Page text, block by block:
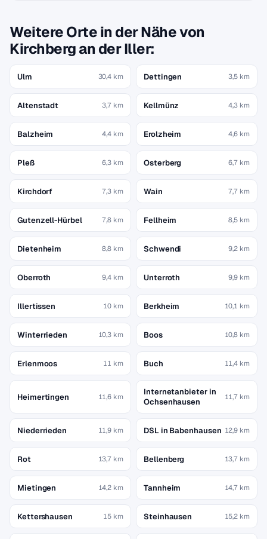
Weitere Orte in der Nähe von
Kirchberg an der Iller:
Ulm 30,4 km Dettingen 3,5 km
Altenstadt 3,7 km Kellmünz 4,3 km
Balzheim 4,4 km Erolzheim 4,6 km
Pleß 6,3 km Osterberg 6,7 km
Kirchdorf 7,3 km Wain 7,7 km
Gutenzell-Hürbel 7,8 km Fellheim 8,5 km
Dietenheim 8,8 km Schwendi 9,2 km
Oberroth 9,4 km Unterroth 9,9 km
Illertissen 10 km Berkheim 10,1 km
Winterrieden 10,3 km Boos 10,8 km
Erlenmoos 11 km Buch 11,4 km
Heimertingen 11,6 km
Internetanbieter in
Ochsenhausen
11,7 km
Niederrieden 11,9 km DSL in Babenhausen 12,9 km
Rot 13,7 km Bellenberg 13,7 km
Mietingen 14,2 km Tannheim 14,7 km
Kettershausen 15 km Steinhausen 15,2 km